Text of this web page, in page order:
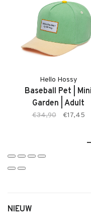
• Baseball Pet van Hello
• Design: Léopard
• Verstelbare sluiting
• Comfortabele pasvorm
• Trendy en speelse
• Geschikt voor dagelijks
Hello Hossy
Baseball Pet | Mini
Garden | Adult
€34,90 €17,45
NIEUW